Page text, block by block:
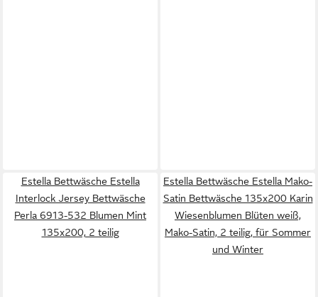
Estella Bettwäsche Estella
Interlock Jersey Bettwäsche
Perla 6913-532 Blumen Mint
135x200, 2 teilig
Estella Bettwäsche Estella Mako-
Satin Bettwäsche 135x200 Karin
Wiesenblumen Blüten weiß,
Mako-Satin, 2 teilig, für Sommer
und Winter